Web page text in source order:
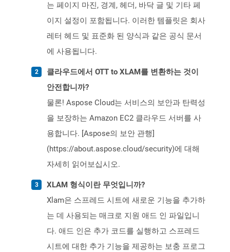
는 페이지 마진, 경계, 헤더, 바닥 글 및 기타 페
이지 설정이 포함됩니다. 이러한 템플릿은 회사
레터 헤드 및 표준화 된 양식과 같은 공식 문서
에 사용됩니다.
클라우드에서 OTT to XLAM를 변환하는 것이
안전합니까?
물론! Aspose Cloud는 서비스의 보안과 탄력성
을 보장하는 Amazon EC2 클라우드 서버를 사
용합니다. [Aspose의 보안 관행]
(https://about.aspose.cloud/security)에 대해
자세히 읽어보십시오.
XLAM 형식이란 무엇입니까?
Xlam은 스프레드 시트에 새로운 기능을 추가하
는 데 사용되는 매크로 지원 애드 인 파일입니
다. 애드 인은 추가 코드를 실행하고 스프레드
시트에 대한 추가 기능을 제공하는 보충 프로그